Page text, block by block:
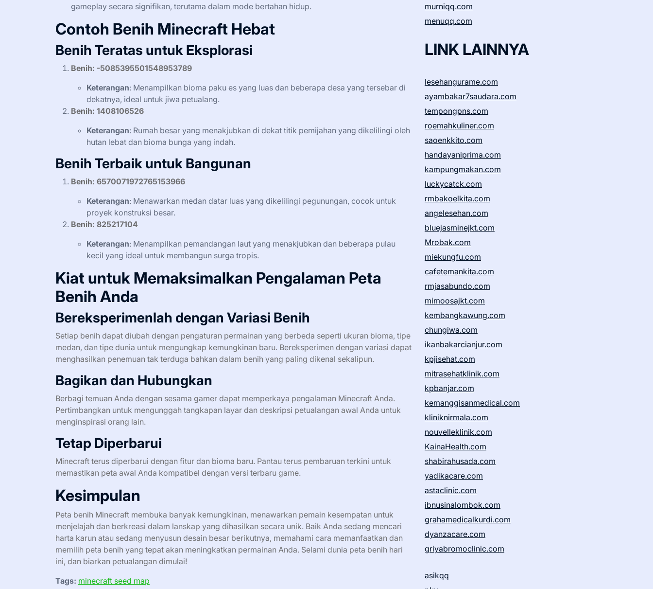
gameplay secara signifikan, terutama dalam mode bertahan hidup.
Contoh Benih Minecraft Hebat
Benih Teratas untuk Eksplorasi
Benih: -5085395501548953789
Keterangan: Menampilkan bioma paku es yang luas dan beberapa desa yang tersebar di
dekatnya, ideal untuk jiwa petualang.
Benih: 1408106526
Keterangan: Rumah besar yang menakjubkan di dekat titik pemijahan yang dikelilingi oleh
hutan lebat dan bioma bunga yang indah.
Benih Terbaik untuk Bangunan
Benih: 6570071972765153966
Keterangan: Menawarkan medan datar luas yang dikelilingi pegunungan, cocok untuk
proyek konstruksi besar.
Benih: 825217104
Keterangan: Menampilkan pemandangan laut yang menakjubkan dan beberapa pulau
kecil yang ideal untuk membangun surga tropis.
Kiat untuk Memaksimalkan Pengalaman Peta
Benih Anda
Bereksperimenlah dengan Variasi Benih
Setiap benih dapat diubah dengan pengaturan permainan yang berbeda seperti ukuran bioma, tipe
medan, dan tipe dunia untuk mengungkap kemungkinan baru. Bereksperimen dengan variasi dapat
menghasilkan penemuan tak terduga bahkan dalam benih yang paling dikenal sekalipun.
Bagikan dan Hubungkan
Berbagi temuan Anda dengan sesama gamer dapat memperkaya pengalaman Minecraft Anda.
Pertimbangkan untuk mengunggah tangkapan layar dan deskripsi petualangan awal Anda untuk
menginspirasi orang lain.
Tetap Diperbarui
Minecraft terus diperbarui dengan fitur dan bioma baru. Pantau terus pembaruan terkini untuk
memastikan peta awal Anda kompatibel dengan versi terbaru game.
Kesimpulan
Peta benih Minecraft membuka banyak kemungkinan, menawarkan pemain kesempatan untuk
menjelajah dan berkreasi dalam lanskap yang dihasilkan secara unik. Baik Anda sedang mencari
harta karun atau sedang menyusun desain besar berikutnya, memahami cara memanfaatkan dan
memilih peta benih yang tepat akan meningkatkan permainan Anda. Selami dunia peta benih hari
ini, dan biarkan petualangan dimulai!
Tags: minecraft seed map
murniqq.com
menuqq.com
LINK LAINNYA
lesehangurame.com
ayambakar7saudara.com
tempongpns.com
roemahkuliner.com
saoenkkito.com
handayaniprima.com
kampungmakan.com
luckycatck.com
rmbakoelkita.com
angelesehan.com
bluejasminejkt.com
Mrobak.com
miekungfu.com
cafetemankita.com
rmjasabundo.com
mimoosajkt.com
kembangkawung.com
chungiwa.com
ikanbakarcianjur.com
kpjisehat.com
mitrasehatklinik.com
kpbanjar.com
kemanggisanmedical.com
kliniknirmala.com
nouvelleklinik.com
KainaHealth.com
shabirahusada.com
yadikacare.com
astaclinic.com
ibnusinalombok.com
grahamedicalkurdi.com
dyanzacare.com
griyabromoclinic.com
asikqq